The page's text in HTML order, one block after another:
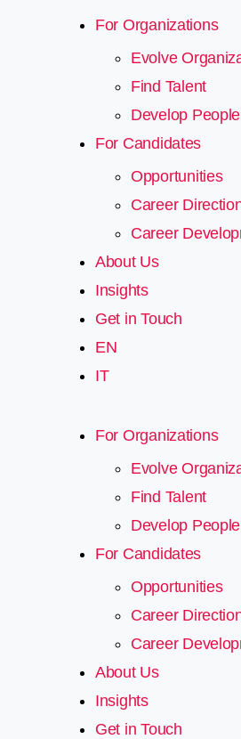
For Organizations
Evolve
Find Talent
Develop People
For Candidates
Opportunities
Career
Career
About Us
Insights
Get in Touch
EN
IT
For Organizations
Evolve
Find Talent
Develop People
For Candidates
Opportunities
Career
Career
About Us
Insights
Get in Touch